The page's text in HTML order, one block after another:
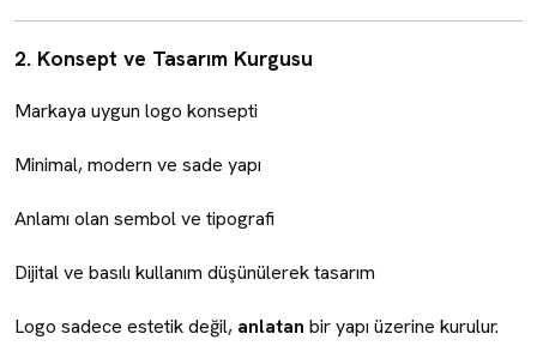
2. Konsept ve Tasarım Kurgusu
Markaya uygun logo konsepti
Minimal, modern ve sade yapı
Anlamı olan sembol ve tipografi
Dijital ve basılı kullanım düşünülerek tasarım
Logo sadece estetik değil, anlatan bir yapı üzerine kurulur.